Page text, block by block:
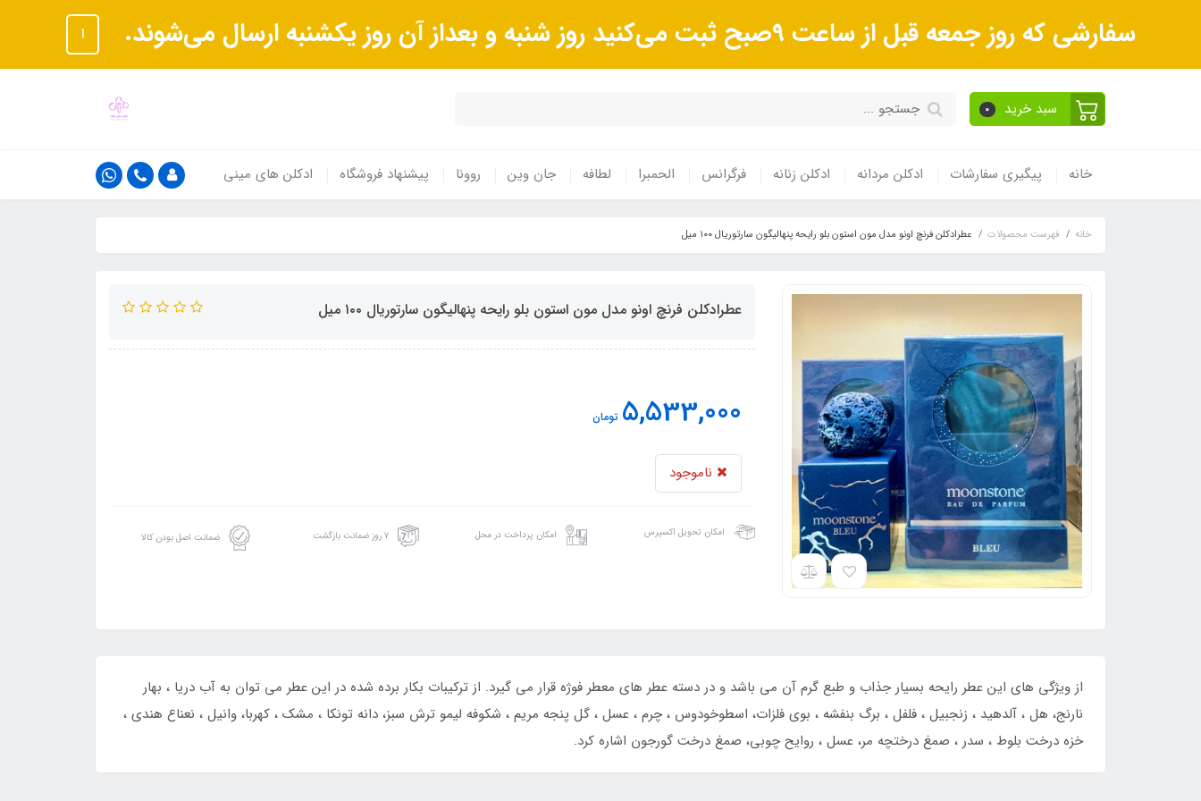
سفارشی که روز جمعه قبل از ساعت 9صبح ثبت می‌کنید روز شنبه و بعداز آن روز یکشنبه ارسال می‌شوند. ا
سبد خرید 0
خانه پیگیری سفارشات ادکلن مردانه ادکلن زنانه فرگرانس الحمبرا لطافه جان وین روونا پیشنهاد فروشگاه ادکلن های مینی
خانه فهرست محصولات عطرادکلن فرنچ اونو مدل مون استون بلو رایحه پنهالیگون سارتوریال ١٠٠ میل
عطرادکلن فرنچ اونو مدل مون استون بلو رایحه پنهالیگون سارتوریال ١٠٠ میل
5,533,000 تومان
ناموجود
امکان تحویل اکسپرس امکان پرداخت در محل ۷ روز ضمانت بازگشت ضمانت اصل بودن کالا
از ویژگی های این عطر رایحه بسیار جذاب و طبع گرم آن می باشد و در دسته عطر های معطر فوژه قرار می گیرد. از ترکیبات بکار برده شده در این عطر می توان به آب دریا ، بهار
نارنج، هل ، آلدهید ، زنجبیل ، فلفل ، برگ بنفشه ، بوی فلزات، اسطوخودوس ، چرم ، عسل ، گل پنجه مریم ، شکوفه لیمو ترش سبز، دانه تونکا ، مشک ، کهربا، وانیل ، نعناع هندی ،
خزه درخت بلوط ، سدر ، صمغ درختچه مر، عسل ، روایح چوبی، صمغ درخت گورجون اشاره کرد.